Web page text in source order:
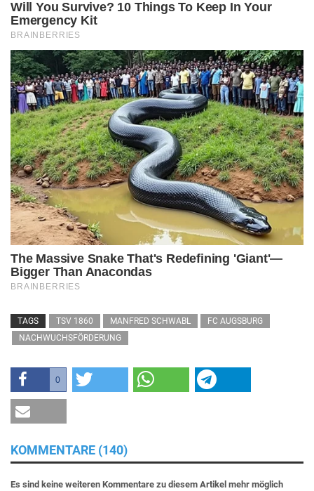
TAGS TSV 1860 MANFRED SCHWABL
FC AUGSBURG
NACHWUCHSFÖRDERUNG
0
KOMMENTARE (140)
Es sind keine weiteren Kommentare zu diesem Artikel mehr möglich